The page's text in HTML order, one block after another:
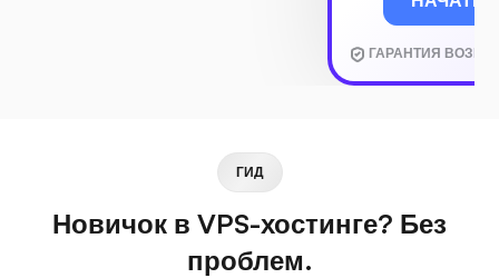
ГАРАНТИЯ
ГИД
Новичок в VPS-хостинге? Без
проблем.